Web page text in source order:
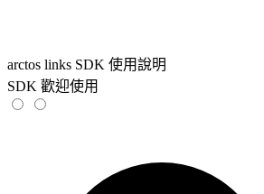
arctos links SDK 使用說明
SDK 歡迎使用